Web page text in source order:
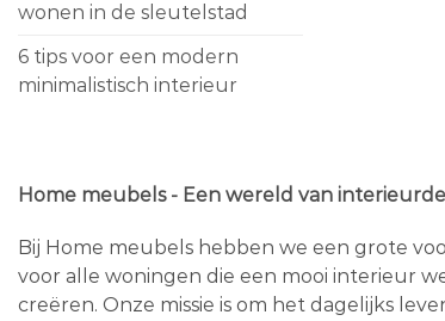
wonen in de sleutelstad
6 tips voor een modern
minimalistisch interieur
Home meubels - Een wereld van
Bij Home meubels hebben we een grote
voor alle woningen die een mooi interieur
creëren. Onze missie is om het dagelijks